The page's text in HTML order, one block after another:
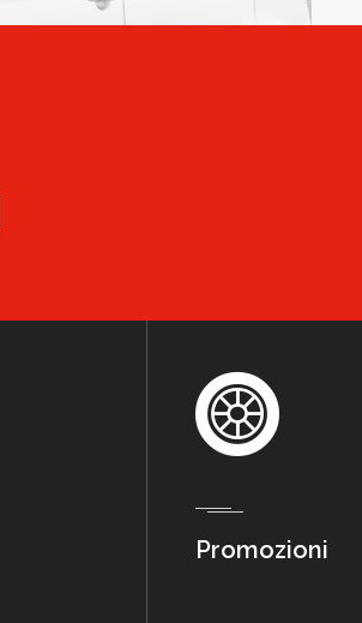
Promozioni